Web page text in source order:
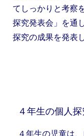
てしっかりと考察
探究発表会」を通
探究の成果を発表
４年生の個人探
４年生の児童は